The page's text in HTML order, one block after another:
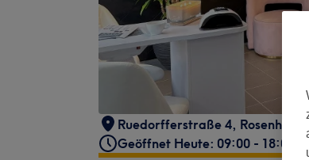
Ruedorfferstraße 4, Rosenheim ,
Geöffnet Heute: 09:00 - 18:00